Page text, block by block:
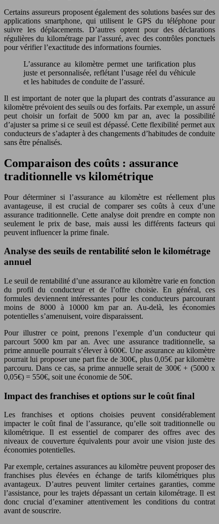
Certains assureurs proposent également des solutions basées sur des
applications smartphone, qui utilisent le GPS du téléphone pour
suivre les déplacements. D’autres optent pour des déclarations
régulières du kilométrage par l’assuré, avec des contrôles ponctuels
pour vérifier l’exactitude des informations fournies.
L’assurance au kilomètre permet une tarification plus
juste et personnalisée, reflétant l’usage réel du véhicule
et les habitudes de conduite de l’assuré.
Il est important de noter que la plupart des contrats d’assurance au
kilomètre prévoient des seuils ou des forfaits. Par exemple, un assuré
peut choisir un forfait de 5000 km par an, avec la possibilité
d’ajuster sa prime si ce seuil est dépassé. Cette flexibilité permet aux
conducteurs de s’adapter à des changements d’habitudes de conduite
sans être pénalisés.
Comparaison des coûts : assurance
traditionnelle vs kilométrique
Pour déterminer si l’assurance au kilomètre est réellement plus
avantageuse, il est crucial de comparer ses coûts à ceux d’une
assurance traditionnelle. Cette analyse doit prendre en compte non
seulement le prix de base, mais aussi les différents facteurs qui
peuvent influencer la prime finale.
Analyse des seuils de rentabilité selon le kilométrage
annuel
Le seuil de rentabilité d’une assurance au kilomètre varie en fonction
du profil du conducteur et de l’offre choisie. En général, ces
formules deviennent intéressantes pour les conducteurs parcourant
moins de 8000 à 10000 km par an. Au-delà, les économies
potentielles s’amenuisent, voire disparaissent.
Pour illustrer ce point, prenons l’exemple d’un conducteur qui
parcourt 5000 km par an. Avec une assurance traditionnelle, sa
prime annuelle pourrait s’élever à 600€. Une assurance au kilomètre
pourrait lui proposer une part fixe de 300€, plus 0,05€ par kilomètre
parcouru. Dans ce cas, sa prime annuelle serait de 300€ + (5000 x
0,05€) = 550€, soit une économie de 50€.
Impact des franchises et options sur le coût final
Les franchises et options choisies peuvent considérablement
impacter le coût final de l’assurance, qu’elle soit traditionnelle ou
kilométrique. Il est essentiel de comparer des offres avec des
niveaux de couverture équivalents pour avoir une vision juste des
économies potentielles.
Par exemple, certaines assurances au kilomètre peuvent proposer des
franchises plus élevées en échange de tarifs kilométriques plus
avantageux. D’autres peuvent limiter certaines garanties, comme
l’assistance, pour les trajets dépassant un certain kilométrage. Il est
donc crucial d’examiner attentivement les conditions du contrat
avant de souscrire.